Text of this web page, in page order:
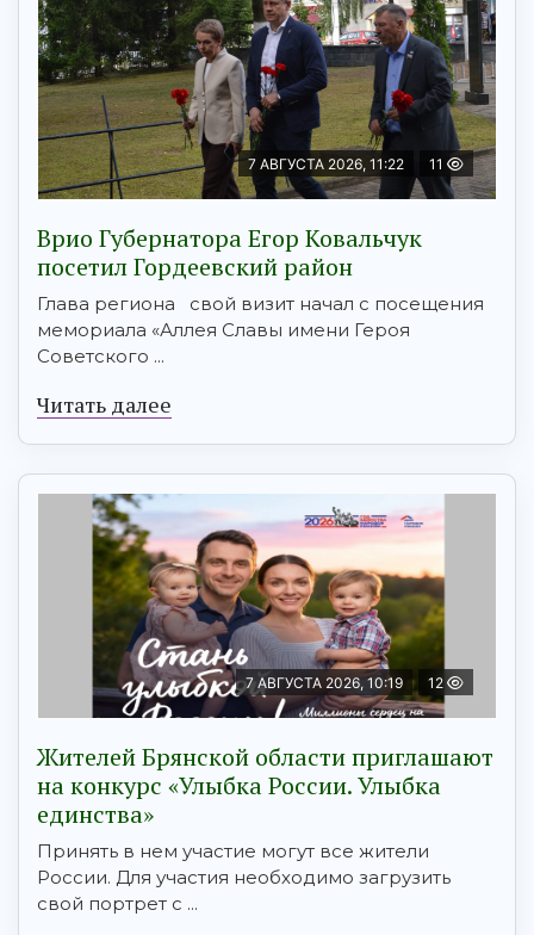
7 АВГУСТА 2026, 11:22 11
Врио Губернатора Егор Ковальчук
посетил Гордеевский район
Глава региона свой визит начал с посещения
мемориала «Аллея Славы имени Героя
Советского ...
Читать далее
7 АВГУСТА 2026, 10:19 12
Жителей Брянской области приглашают
на конкурс «Улыбка России. Улыбка
единства»
Принять в нем участие могут все жители
России. Для участия необходимо загрузить
свой портрет с ...